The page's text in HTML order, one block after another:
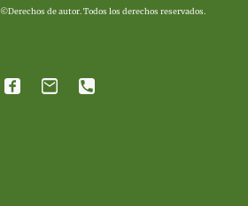
©Derechos de autor. Todos los derechos reservados.